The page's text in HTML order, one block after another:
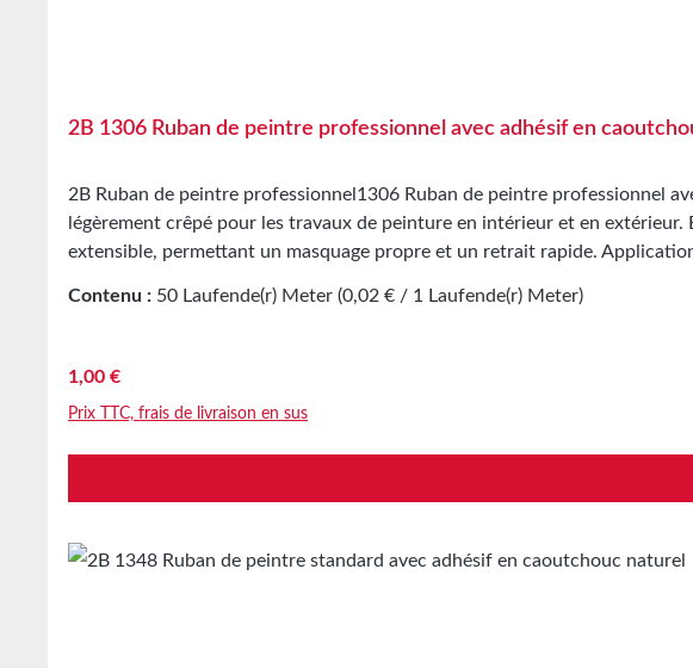
2B 1306 Ruban de peintre professionnel avec adhésif en
2B Ruban de peintre professionnel1306 Ruban de peintre professionnel
légèrement crêpé pour les travaux de peinture en intérieur et en
extensible, permettant un masquage propre et un retrait rapide.
relative. Des quantités plus importantes sont disponibles sur demande.
Contenu : 50 Laufende(r) Meter (0,02 € / 1 Laufende(r) Meter)
Prix régulier :
1,00 €
Prix TTC, frais de livraison en sus